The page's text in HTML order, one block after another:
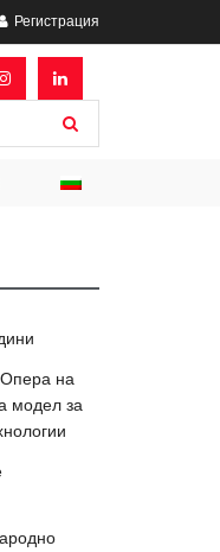
Регистрация
на
модел за